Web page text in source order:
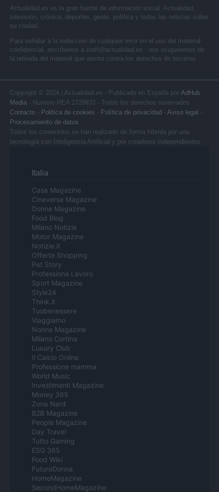
Actualidad.es es la gran fuente de información social. Actualidad,
televisión, crónica, deportes, gente, política y todas las noticias sobre
su ciudad.
Para señalar a la redacción de cualquier error en el uso del material
confidencial, escríbanos a staff@actualidad.es : nos ocuparemos de
la retirada del material que atenta contra los derechos de terceros.
Copyright © 2024 | Actualidad.es - Publicado en España por AdHub
Media - Numero REA 2729933 - Todos los derechos reservados.
Contacto - Politica de cookies - Política de privacidad - Aviso legal -
Procesamiento de datos
Todos los contenidos se han realizado de forma híbrida por una
tecnología con Inteligencia Artificial y por creadores independientes
Italia
Casa Magazine
Cineverse Magazine
Donne Magazine
Food Blog
Milano Notizie
Motor Magazine
Notizie.it
Offerte Shopping
Pet Story
Professione Lavoro
Sport Magazine
Style24
Think.it
Tuobenessere
Viaggiamo
Nonne Magazine
Milano Cortina
Luxury Club
Il Calcio Online
Professione mamma
World Music
Investimenti Magazine
Money 365
Zona Nerd
B2B Magazine
People Magazine
Day Travel
Tutto Gaming
ESG 365
Food Wiki
FuturoDonna
HomeMagazine
SecondHomeMagazine